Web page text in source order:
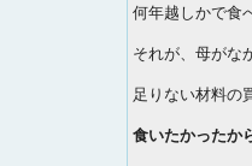
何年越しかで食
それが、母がな
足りない材料の
食いたかったか